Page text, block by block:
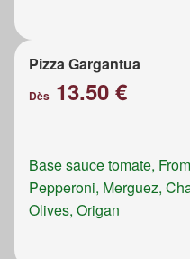
Pizza Gargantua
Dès 13.50 €
Base sauce tomate,
Pepperoni, Merguez,
Olives, Origan